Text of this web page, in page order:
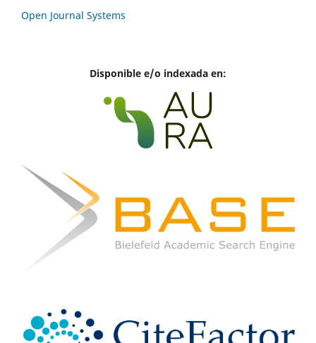
Open Journal Systems
Disponible e/o indexada en: